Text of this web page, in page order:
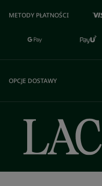
METODY PŁATNOŚCI
OPCJE DOSTAWY